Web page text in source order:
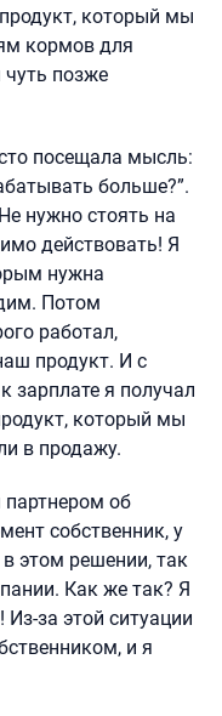
который мы
кормов для
позже
посещала мысль:
больше?”.
нужно стоять на
действовать! Я
нужна
Потом
работал,
продукт. И с
зарплате я получал
который мы
в продажу.
об
собственник, у
этом решении, так
Как же так? Я
за этой ситуации
и я